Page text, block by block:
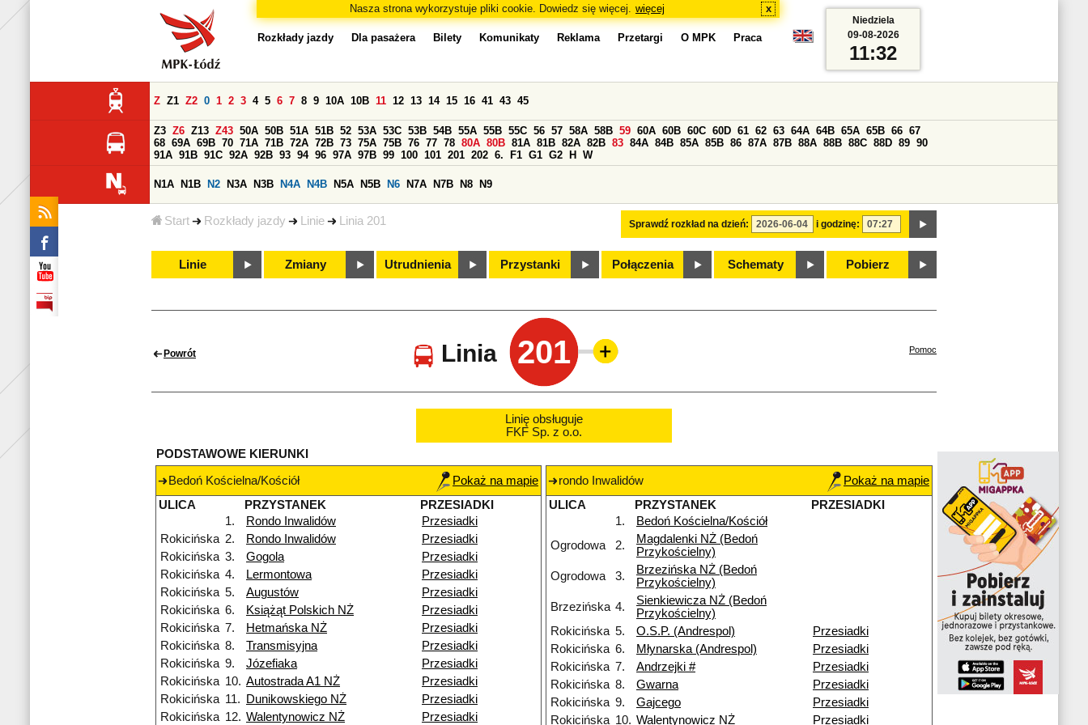
Nasza strona wykorzystuje pliki cookie. Dowiedz się więcej. więcej x
Start Rozkłady jazdy Linie Linia 201
Rozkłady jazdy Dla pasażera Bilety Komunikaty Reklama Przetargi O MPK Praca
Sprawdź rozkład na dzień: i godzinę:
Z Z1 Z2 0 1 2 3 4 5 6 7 8 9 10A 10B 11 12 13 14 15 16 41 43 45
Z3 Z6 Z13 Z43 50A 50B 51A 51B 52 53A 53C 53B 54B 55A 55B 55C 56 57 58A 58B 59 60A 60B 60C 60D 61 62 63 64A 64B 65A 65B 66 67
68 69A 69B 70 71A 71B 72A 72B 73 75A 75B 76 77 78 80A 80B 81A 81B 82A 82B 83 84A 84B 85A 85B 86 87A 87B 88A 88B 88C 88D 89 90
91A 91B 91C 92A 92B 93 94 96 97A 97B 99 100 101 201 202 6. F1 G1 G2 H W
N1A N1B N2 N3A N3B N4A N4B N5A N5B N6 N7A N7B N8 N9
Linie Zmiany Utrudnienia Przystanki Połączenia Schematy Pobierz
Niedziela
09-08-2026
11:32
Powrót Linia 201 Pomoc
Linię obsługuje
FKF Sp. z o.o.
PODSTAWOWE KIERUNKI
Bedoń Kościelna/Kościół
Pokaż na mapie
ULICA
PRZYSTANEK
PRZESIADKI
1.
Rondo Inwalidów
Przesiadki
Rokicińska 2. Rondo Inwalidów
Przesiadki
Rokicińska 3. Gogola
Przesiadki
Rokicińska 4. Lermontowa
Przesiadki
Rokicińska 5. Augustów
Przesiadki
Rokicińska 6. Książąt Polskich NŻ
Przesiadki
Rokicińska 7. Hetmańska NŻ
Przesiadki
Rokicińska 8. Transmisyjna
Przesiadki
Rokicińska 9. Józefiaka
Przesiadki
Rokicińska 10. Autostrada A1 NŻ
Przesiadki
Rokicińska 11. Dunikowskiego NŻ
Przesiadki
Rokicińska 12. Walentynowicz NŻ Przesiadki
rondo Inwalidów
Pokaż na mapie
ULICA
PRZYSTANEK
PRZESIADKI
1.
Bedoń Kościelna/Kościół
Ogrodowa
2.
Magdalenki NŻ (Bedoń
Przykościelny)
Ogrodowa
3.
Brzezińska NŻ (Bedoń
Przykościelny)
Brzezińska 4.
Sienkiewicza NŻ (Bedoń
Przykościelny)
Rokicińska 5. O.S.P. (Andrespol)
Przesiadki
Rokicińska 6. Młynarska (Andrespol)
Przesiadki
Rokicińska 7. Andrzejki #
Przesiadki
Rokicińska 8. Gwarna
Przesiadki
Rokicińska 9. Gajcego
Przesiadki
Rokicińska 10. Walentynowicz NŻ Przesiadki